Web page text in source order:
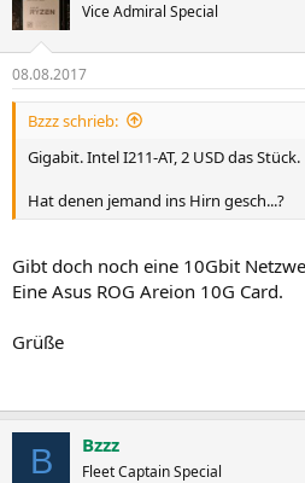
Vice Admiral Special
08.08.2017
Bzzz schrieb:
Gigabit. Intel I211-AT, 2 USD das Stück.
Hat denen jemand ins Hirn gesch...?
Gibt doch noch eine 10Gbit
Eine Asus ROG Areion 10G Card.
Grüße
B Bzzz
Fleet Captain Special